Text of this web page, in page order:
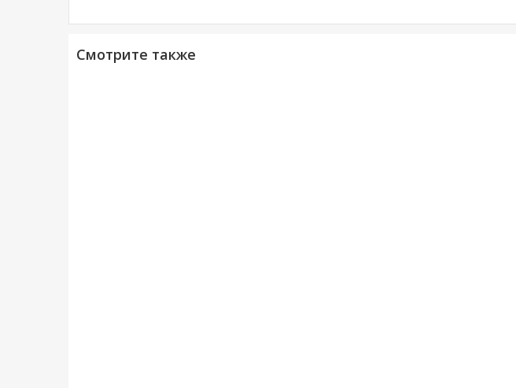
Смотрите также